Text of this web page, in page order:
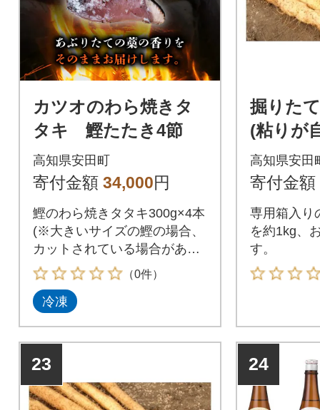
カツオのわら焼きタ
タキ 鰹たたき4節
高知県安田町
寄付金額 34,000円
鰹のわら焼きタタキ300g×4本
(※大きいサイズの鰹の場合、
カットされている場合があり
ます)海洋深層水の塩、タレ付
きでお届けします。(薬味はつ
いておりません)
（0件）
冷凍
掘りた
(粘りが
高知県安田
寄付金額
専用箱入り
を約1kg、
す。
23 24